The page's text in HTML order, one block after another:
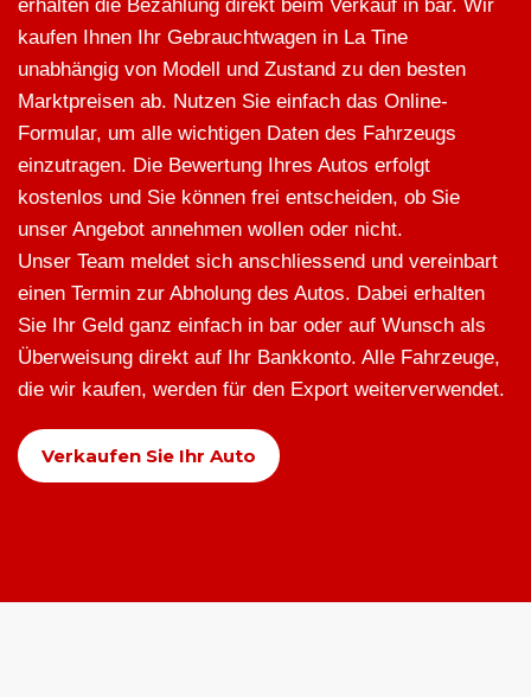
erhalten die Bezahlung direkt beim Verkauf in bar. Wir
kaufen Ihnen Ihr Gebrauchtwagen in La Tine
unabhängig von Modell und Zustand zu den besten
Marktpreisen ab. Nutzen Sie einfach das Online-
Formular, um alle wichtigen Daten des Fahrzeugs
einzutragen. Die Bewertung Ihres Autos erfolgt
kostenlos und Sie können frei entscheiden, ob Sie
unser Angebot annehmen wollen oder nicht.
Unser Team meldet sich anschliessend und vereinbart
einen Termin zur Abholung des Autos. Dabei erhalten
Sie Ihr Geld ganz einfach in bar oder auf Wunsch als
Überweisung direkt auf Ihr Bankkonto. Alle Fahrzeuge,
die wir kaufen, werden für den Export weiterverwendet.
Verkaufen Sie Ihr Auto